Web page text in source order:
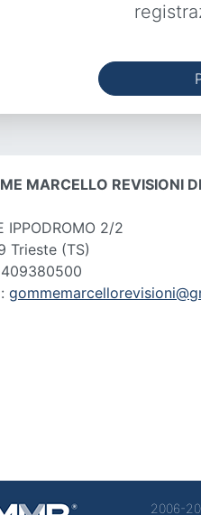
MARCELLO REVISIONI
IPPODROMO 2/2
Trieste (TS)
2006-